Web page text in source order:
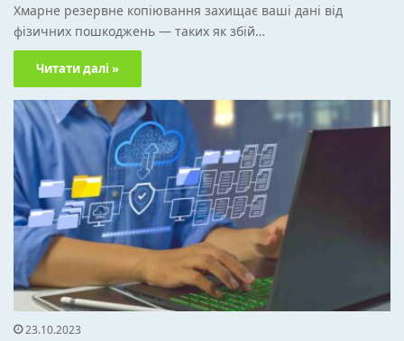
Хмарне резервне копіювання захищає ваші дані від
фізичних пошкоджень — таких як збій…
Читати далі »
23.10.2023